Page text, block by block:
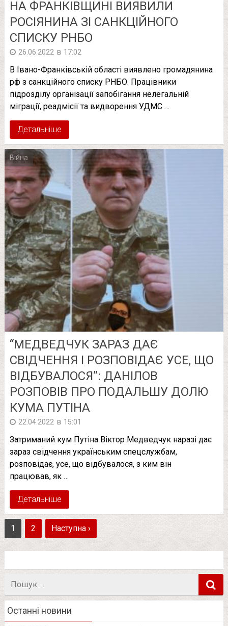
НА ФРАНКІВЩИНІ ВИЯВИЛИ
РОСІЯНИНА ЗІ САНКЦІЙНОГО
СПИСКУ РНБО
26.06.2022 в 17:02
В Івано-Франківській області виявлено громадянина
рф з санкційного списку РНБО. Працівники
підрозділу організації запобігання нелегальній
міграції, реадмісії та видворення УДМС …
Детальніше
Війна
“МЕДВЕДЧУК ЗАРАЗ ДАЄ
СВІДЧЕННЯ І РОЗПОВІДАЄ УСЕ, ЩО
ВІДБУВАЛОСЯ”: ДАНІЛОВ
РОЗПОВІВ ПРО ПОДАЛЬШУ ДОЛЮ
КУМА ПУТІНА
22.04.2022 в 15:01
Затриманий кум Путіна Віктор Медведчук наразі дає
зараз свідчення українським спецслужбам,
розповідає, усе, що відбувалося, з ким він
працював, як …
Детальніше
1 2 Наступна ›
Пошук
Останні новини